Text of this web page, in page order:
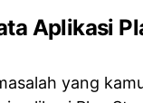
Aplikasi
yang